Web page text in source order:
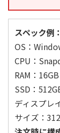
スペック例
OS：
CPU：
RAM：16GB
SSD：
ディスプレ
サイズ：